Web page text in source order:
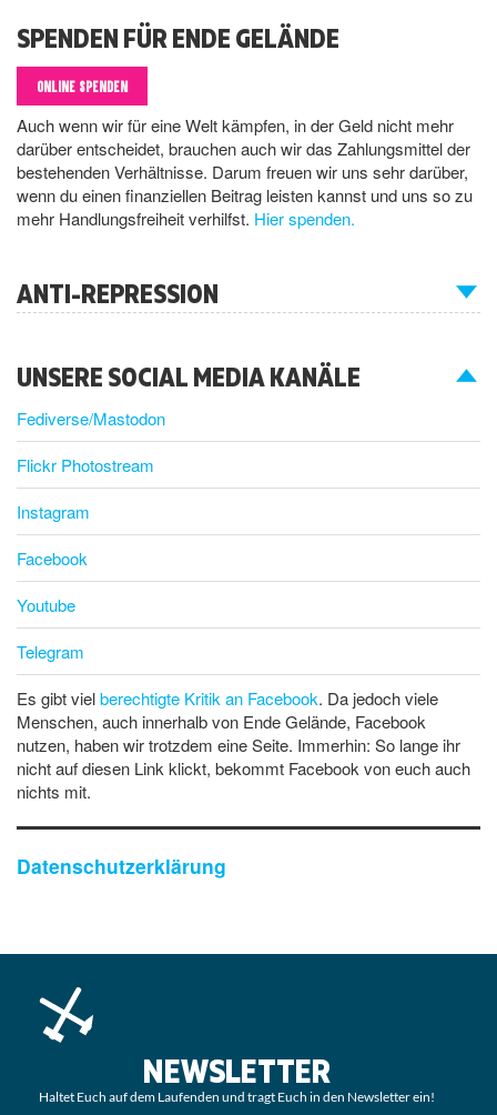
SPENDEN FÜR ENDE GELÄNDE
ONLINE SPENDEN
Auch wenn wir für eine Welt kämpfen, in der Geld nicht mehr
darüber entscheidet, brauchen auch wir das Zahlungsmittel der
bestehenden Verhältnisse. Darum freuen wir uns sehr darüber,
wenn du einen finanziellen Beitrag leisten kannst und uns so zu
mehr Handlungsfreiheit verhilfst. Hier spenden.
ANTI-REPRESSION
UNSERE SOCIAL MEDIA KANÄLE
Fediverse/Mastodon
Flickr Photostream
Instagram
Facebook
Youtube
Telegram
Es gibt vielberechtigte Kritik an Facebook. Da jedoch viele
Menschen, auch innerhalb von Ende Gelände, Facebook
nutzen, haben wir trotzdem eine Seite. Immerhin: So lange ihr
nicht auf diesen Link klickt, bekommt Facebook von euch auch
nichts mit.
Datenschutzerklärung
NEWSLETTER
Haltet Euch auf dem Laufenden und tragt Euch in den Newsletter ein!